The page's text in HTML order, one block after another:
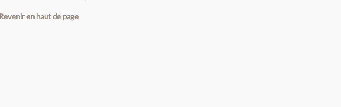
Revenir en haut de page